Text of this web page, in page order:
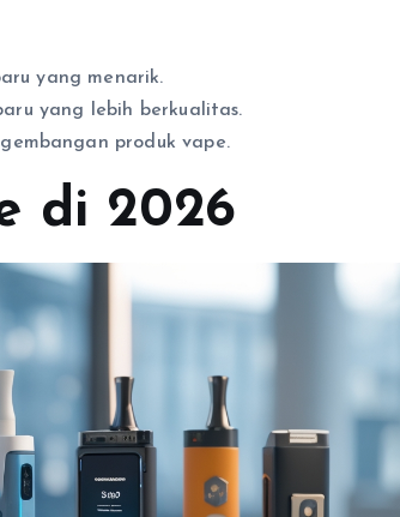
yang menarik.
yang lebih berkualitas.
produk vape.
di 2026